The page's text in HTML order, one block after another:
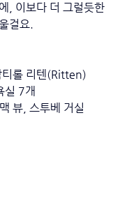
, 이보다 더 그럴듯한
걸요.
티롤 리텐(Ritten)
실 7개
뷰, 스투베 거실